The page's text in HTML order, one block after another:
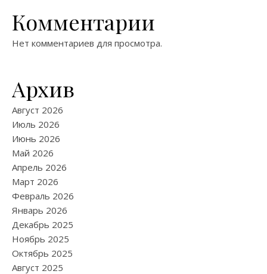
Комментарии
Нет комментариев для просмотра.
Архив
Август 2026
Июль 2026
Июнь 2026
Май 2026
Апрель 2026
Март 2026
Февраль 2026
Январь 2026
Декабрь 2025
Ноябрь 2025
Октябрь 2025
Август 2025